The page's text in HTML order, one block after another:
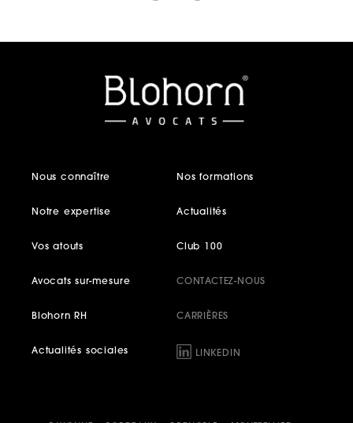
Nous connaître
Notre expertise
Vos atouts
Nos formations
Actualités
Club 100
Avocats sur-mesure
Blohorn RH
Actualités sociales
CONTACTEZ-NOUS
CARRIÈRES
LINKEDIN